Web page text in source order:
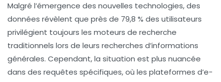
Malgré l’émergence des nouvelles technologies, des
données révèlent que près de 79,8 % des utilisateurs
privilégient toujours les moteurs de recherche
traditionnels lors de leurs recherches d’informations
générales. Cependant, la situation est plus nuancée
dans des requêtes spécifiques, où les plateformes d’e-